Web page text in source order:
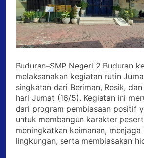
Buduran–SMP Negeri 2 Buduran
melaksanakan kegiatan rutin
singkatan dari Beriman, Resik,
hari Jumat (16/5). Kegiatan ini
dari program pembiasaan positif
untuk membangun karakter
meningkatkan keimanan, menjaga
lingkungan, serta membiasakan